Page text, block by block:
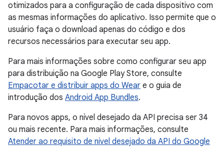
otimizados para a configuração de cada dispositivo com
as mesmas informações do aplicativo. Isso permite que o
usuário faça o download apenas do código e dos
recursos necessários para executar seu app.
Para mais informações sobre como configurar seu app
para distribuição na Google Play Store, consulte
Empacotar e distribuir apps do Wear e o guia de
introdução dos Android App Bundles.
Para novos apps, o nível desejado da API precisa ser 34
ou mais recente. Para mais informações, consulte
Atender ao requisito de nível desejado da API do Google